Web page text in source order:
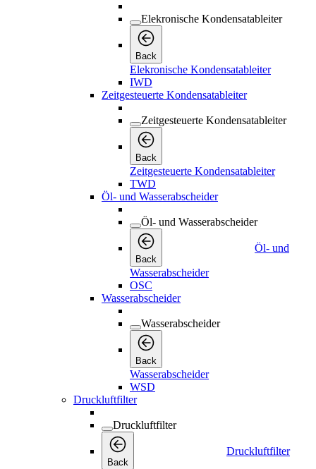
Elekronische Kondensatableiter
Back
Elekronische Kondensatableiter
IWD
Zeitgesteuerte Kondensatableiter
Zeitgesteuerte Kondensatableiter
Back
Zeitgesteuerte Kondensatableiter
TWD
Öl- und Wasserabscheider
Öl- und Wasserabscheider
Back
Öl- und
Wasserabscheider
OSC
Wasserabscheider
Wasserabscheider
Back
Wasserabscheider
WSD
Druckluftfilter
Druckluftfilter
Back
Druckluftfilter